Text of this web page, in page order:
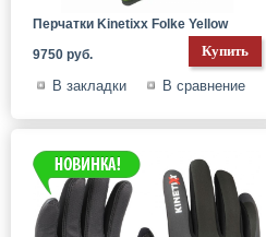
Перчатки Kinetixx Folke Yellow
9750 руб.
В закладки В сравнение